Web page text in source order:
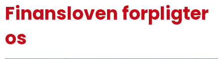
Finansloven forpligter
os